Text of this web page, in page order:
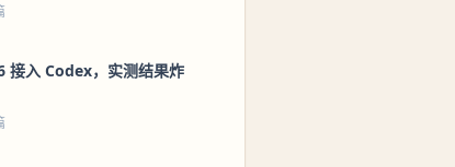
接入 Codex，实测结果炸